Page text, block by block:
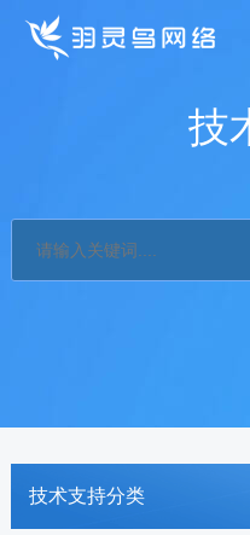
技
技术支持分类